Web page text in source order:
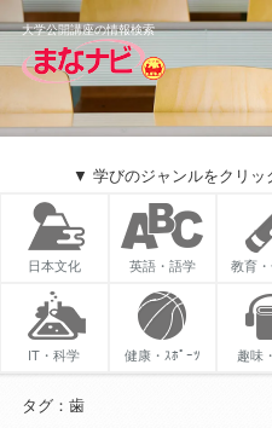
大学公開講座の情報検索
▼ 学びのジャンルをクリッ
日本文化 英語・語学 教育
IT・科学 健康・ｽﾎﾟｰﾂ 趣味
タグ：歯